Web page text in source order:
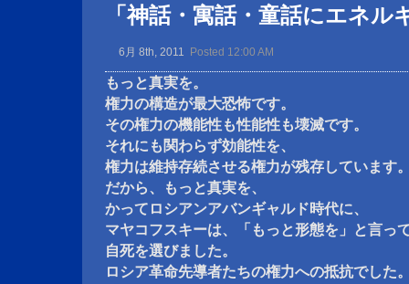
「神話・寓話・童話にエネル
6月 8th, 2011 Posted 12:00 AM
もっと真実を。
権力の構造が最大恐怖です。
その権力の機能性も性能性も壊滅です。
それにも関わらず効能性を、
権力は維持存続させる権力が残存しています
だから、もっと真実を、
かってロシアンアバンギャルド時代に、
マヤコフスキーは、「もっと形態を」と言っ
自死を選びました。
ロシア革命先導者たちの権力への抵抗でした